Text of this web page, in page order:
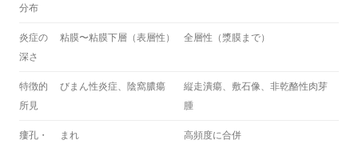
分布
炎症の
深さ
粘膜〜粘膜下層（表層性） 全層性（漿膜まで）
特徴的
所見
びまん性炎症、陰窩膿瘍
縦走潰瘍、敷石像、非乾酪性肉芽
腫
瘻孔・
まれ 高頻度に合併